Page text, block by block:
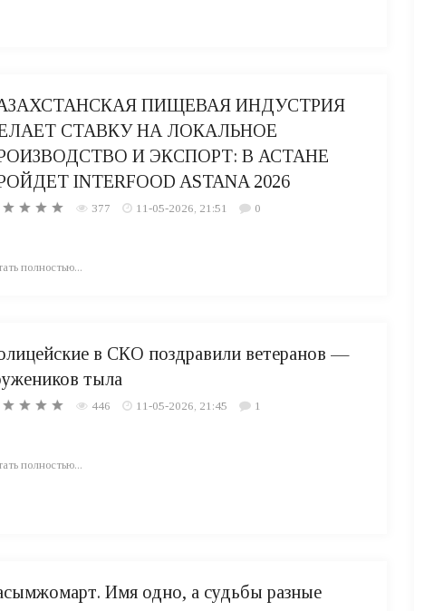
ПИЩЕВАЯ ИНДУСТРИЯ
СТАВКУ НА ЛОКАЛЬНОЕ
И ЭКСПОРТ: В АСТАНЕ
INTERFOOD ASTANA 2026
377 11-05-2026, 21:51 0
полностью...
в СКО поздравили ветеранов —
тыла
446 11-05-2026, 21:45 1
полностью...
Имя одно, а судьбы разные